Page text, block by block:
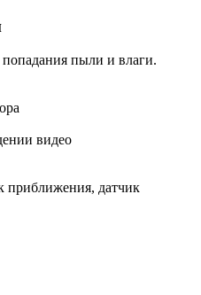
пыли и влаги.
видео
приближения, датчик